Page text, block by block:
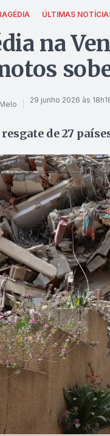
ÚLTIMAS
na
29 junho 2026 às
de 27